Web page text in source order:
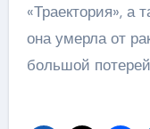
«Траектория», а
она умерла от
большой